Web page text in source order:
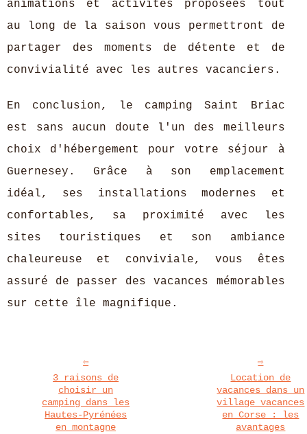
animations et activités proposées tout
au long de la saison vous permettront de
partager des moments de détente et de
convivialité avec les autres vacanciers.
En conclusion, le camping Saint Briac
est sans aucun doute l'un des meilleurs
choix d'hébergement pour votre séjour à
Guernesey. Grâce à son emplacement
idéal, ses installations modernes et
confortables, sa proximité avec les
sites touristiques et son ambiance
chaleureuse et conviviale, vous êtes
assuré de passer des vacances mémorables
sur cette île magnifique.
3 raisons de
choisir un
camping dans les
Hautes-Pyrénées
en montagne
Location de
vacances dans un
village vacances
en Corse : les
avantages